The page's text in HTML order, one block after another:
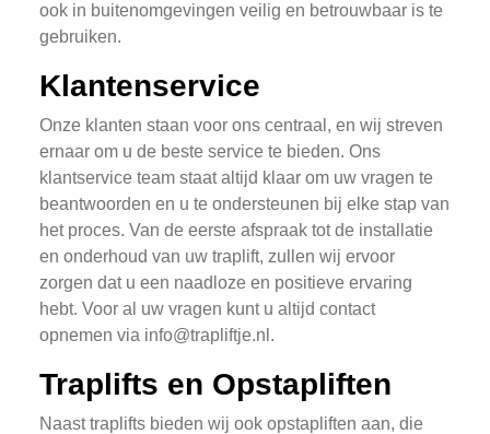
ook in buitenomgevingen veilig en betrouwbaar is te
gebruiken.
Klantenservice
Onze klanten staan voor ons centraal, en wij streven
ernaar om u de beste service te bieden. Ons
klantservice team staat altijd klaar om uw vragen te
beantwoorden en u te ondersteunen bij elke stap van
het proces. Van de eerste afspraak tot de installatie
en onderhoud van uw traplift, zullen wij ervoor
zorgen dat u een naadloze en positieve ervaring
hebt. Voor al uw vragen kunt u altijd contact
opnemen via info@trapliftje.nl .
Traplifts en Opstapliften
Naast traplifts bieden wij ook opstapliften aan, die